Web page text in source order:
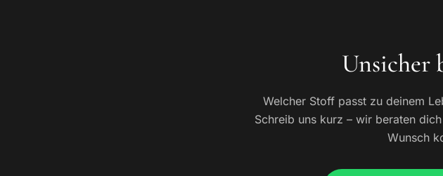
Unsicher
Welcher Stoff passt zu deinem
Schreib uns kurz – wir beraten
Wunsch